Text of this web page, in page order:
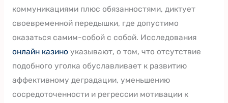
коммуникациями плюс обязанностями, диктует
своевременной передышки, где допустимо
оказаться самим-собой с собой. Исследования
онлайн казино указывают, о том, что отсутствие
подобного уголка обуславливает к развитию
аффективному деградации, уменьшению
сосредоточенности и регрессии мотивации к